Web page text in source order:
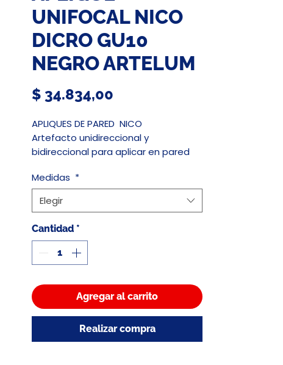
UNIFOCAL NICO
DICRO GU10
NEGRO ARTELUM
$ 34.834,00
APLIQUES DE PARED NICO
Artefacto unidireccional y
bidireccional para aplicar en pared
lámpara dicroica. Cuerpo construido
pintura en polvo epoxi termo
convertible. Aplicaciones: fachadas,
columnas, etc.
Medidas *
Elegir
Cantidad *
Agregar al carrito
Realizar compra